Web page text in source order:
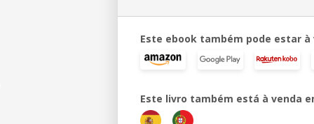
Este ebook também pode estar à
Este livro também está à venda